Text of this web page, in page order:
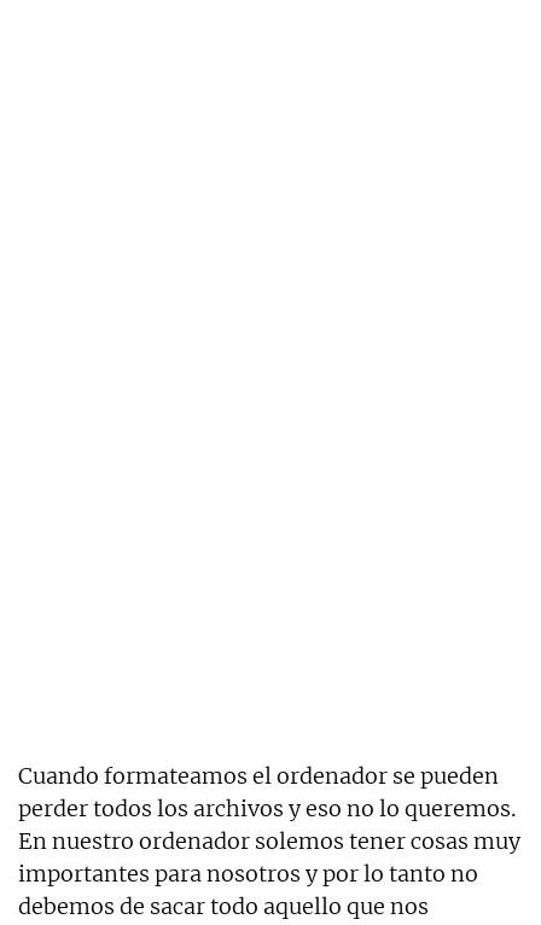
Cuando formateamos el ordenador se pueden
perder todos los archivos y eso no lo queremos.
En nuestro ordenador solemos tener cosas muy
importantes para nosotros y por lo tanto no
debemos de sacar todo aquello que nos